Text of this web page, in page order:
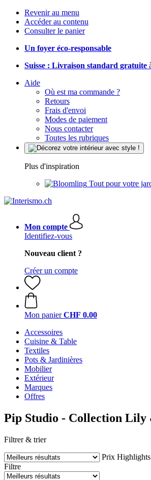
Revenir au menu
Accéder au contenu
Consulter le panier
Un foyer éco-responsable
Suisse : Livraison standard gratuite
Aide
Où est ma commande ?
Retours
Frais d'envoi
Modes de paiement
Nous contacter
Toutes les rubriques
Plus d'inspiration
Tout pour votre
Mon compte
Identifiez-vous
Nouveau client ?
Créer un compte
Mon panier CHF 0.00
Accessoires
Cuisine & Table
Textiles
Pots & Jardinières
Mobilier
Extérieur
Marques
Offres
Pip Studio - Collection Lily
Filtrer & trier
Prix Highlights
Filtre